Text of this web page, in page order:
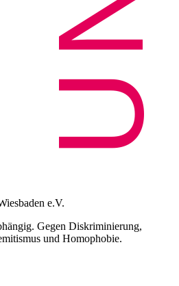
e.V.
Gegen Diskriminierung,
und Homophobie.